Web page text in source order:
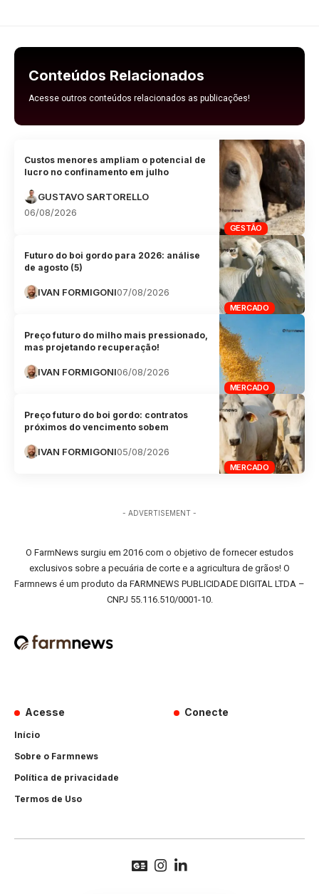
Conteúdos Relacionados
Acesse outros conteúdos relacionados as publicações!
GESTÃO
Custos menores ampliam o potencial de
lucro no confinamento em julho
GUSTAVO SARTORELLO
06/08/2026
MERCADO
Futuro do boi gordo para 2026: análise
de agosto (5)
IVAN FORMIGONI07/08/2026
MERCADO
Preço futuro do milho mais pressionado,
mas projetando recuperação!
IVAN FORMIGONI06/08/2026
MERCADO
Preço futuro do boi gordo: contratos
próximos do vencimento sobem
IVAN FORMIGONI05/08/2026
- ADVERTISEMENT -
O FarmNews surgiu em 2016 com o objetivo de fornecer estudos
exclusivos sobre a pecuária de corte e a agricultura de grãos! O
Farmnews é um produto da FARMNEWS PUBLICIDADE DIGITAL LTDA –
CNPJ 55.116.510/0001-10.
Acesse
Início
Sobre o Farmnews
Política de privacidade
Termos de Uso
Conecte